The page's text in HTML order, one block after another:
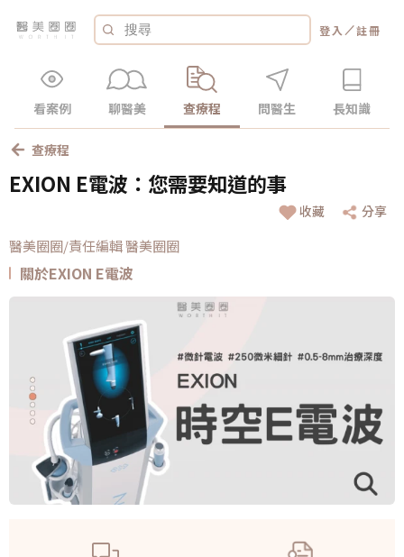
登入 ／註冊
看案例 聊醫美 查療程 問醫生 長知識
查療程
EXION E電波：您需要知道的事
收藏 分享
醫美圈圈/責任編輯 醫美圈圈
關於EXION E電波